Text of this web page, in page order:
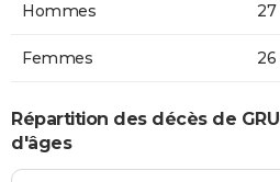
Hommes 27
Femmes 26
Répartition des décès de
d'âges